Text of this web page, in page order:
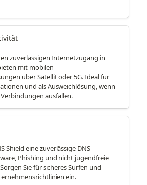
zuverlässigen Internetzugang in
mit mobilen
über Satellit oder 5G. Ideal für
und als Ausweichlösung, wenn
ausfallen.
Shield eine zuverlässige DNS-
Phishing und nicht jugendfreie
Sie für sicheres Surfen und
ein.